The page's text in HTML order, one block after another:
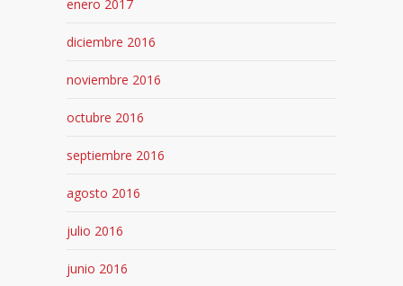
enero 2017
diciembre 2016
noviembre 2016
octubre 2016
septiembre 2016
agosto 2016
julio 2016
junio 2016